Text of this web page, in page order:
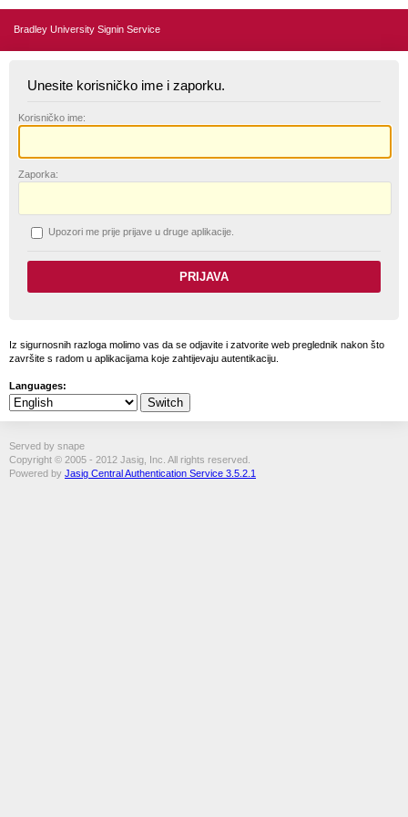
Bradley University Signin Service
Unesite korisničko ime i zaporku.
Korisničko ime:
Zaporka:
Upozori me prije prijave u druge aplikacije.
Iz sigurnosnih razloga molimo vas da se odjavite i zatvorite web preglednik nakon što
završite s radom u aplikacijama koje zahtijevaju autentikaciju.
Languages:
Served by snape
Copyright © 2005 - 2012 Jasig, Inc. All rights reserved.
Powered by Jasig Central Authentication Service 3.5.2.1